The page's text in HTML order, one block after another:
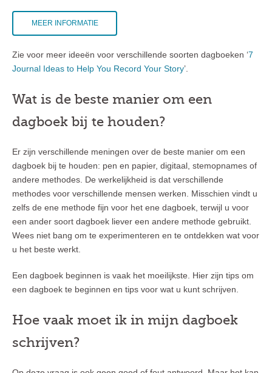
MEER INFORMATIE
Zie voor meer ideeën voor verschillende soorten dagboeken ‘7
Journal Ideas to Help You Record Your Story’.
Wat is de beste manier om een
dagboek bij te houden?
Er zijn verschillende meningen over de beste manier om een
dagboek bij te houden: pen en papier, digitaal, stemopnames of
andere methodes. De werkelijkheid is dat verschillende
methodes voor verschillende mensen werken. Misschien vindt u
zelfs de ene methode fijn voor het ene dagboek, terwijl u voor
een ander soort dagboek liever een andere methode gebruikt.
Wees niet bang om te experimenteren en te ontdekken wat voor
u het beste werkt.
Een dagboek beginnen is vaak het moeilijkste. Hier zijn tips om
een dagboek te beginnen en tips voor wat u kunt schrijven.
Hoe vaak moet ik in mijn dagboek
schrijven?